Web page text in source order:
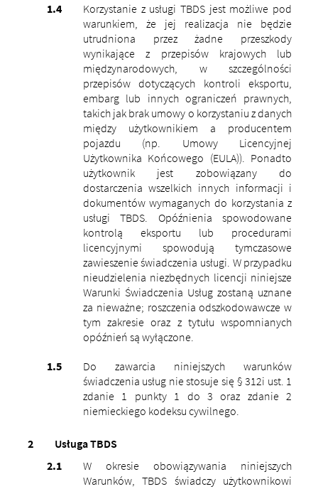
Korzystanie z usługi TBDS jest możliwe pod
warunkiem, że jej realizacja nie będzie
utrudniona przez żadne przeszkody
wynikające z przepisów krajowych lub
międzynarodowych, w szczególności
przepisów dotyczących kontroli eksportu,
embarg lub innych ograniczeń prawnych,
takich jak brak umowy o korzystaniu z danych
między użytkownikiem a producentem
pojazdu (np. Umowy Licencyjnej
Użytkownika Końcowego (EULA)).
Ponadto
użytkownik jest zobowiązany do
dostarczenia wszelkich innych informacji i
dokumentów wymaganych do korzystania z
usługi TBDS. Opóźnienia spowodowane
kontrolą eksportu lub procedurami
licencyjnymi spowodują tymczasowe
zawieszenie świadczenia usługi. W przypadku
nieudzielenia niezbędnych licencji niniejsze
Warunki Świadczenia Usług zostaną uznane
za nieważne; roszczenia odszkodowawcze w
tym zakresie oraz z tytułu wspomnianych
opóźnień są wyłączone.
Do zawarcia niniejszych warunków
świadczenia usług nie stosuje się § 312i ust. 1
zdanie 1 punkty 1 do 3 oraz zdanie 2
niemieckiego kodeksu cywilnego.
Usługa TBDS
W okresie obowiązywania niniejszych
Warunków, TBDS świadczy użytkownikowi